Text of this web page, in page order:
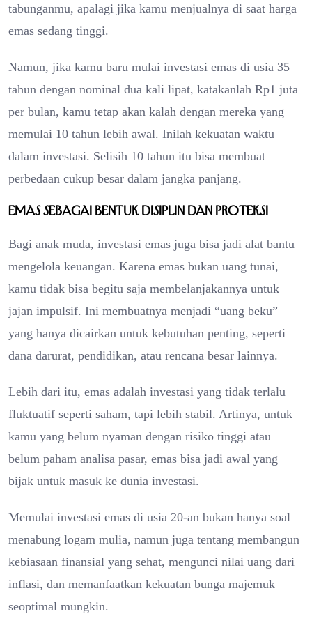
tabunganmu, apalagi jika kamu menjualnya di saat harga
emas sedang tinggi.
Namun, jika kamu baru mulai investasi emas di usia 35
tahun dengan nominal dua kali lipat, katakanlah Rp1 juta
per bulan, kamu tetap akan kalah dengan mereka yang
memulai 10 tahun lebih awal. Inilah kekuatan waktu
dalam investasi. Selisih 10 tahun itu bisa membuat
perbedaan cukup besar dalam jangka panjang.
Emas sebagai Bentuk Disiplin dan Proteksi
Bagi anak muda, investasi emas juga bisa jadi alat bantu
mengelola keuangan. Karena emas bukan uang tunai,
kamu tidak bisa begitu saja membelanjakannya untuk
jajan impulsif. Ini membuatnya menjadi “uang beku”
yang hanya dicairkan untuk kebutuhan penting, seperti
dana darurat, pendidikan, atau rencana besar lainnya.
Lebih dari itu, emas adalah investasi yang tidak terlalu
fluktuatif seperti saham, tapi lebih stabil. Artinya, untuk
kamu yang belum nyaman dengan risiko tinggi atau
belum paham analisa pasar, emas bisa jadi awal yang
bijak untuk masuk ke dunia investasi.
Memulai investasi emas di usia 20-an bukan hanya soal
menabung logam mulia, namun juga tentang membangun
kebiasaan finansial yang sehat, mengunci nilai uang dari
inflasi, dan memanfaatkan kekuatan bunga majemuk
seoptimal mungkin.